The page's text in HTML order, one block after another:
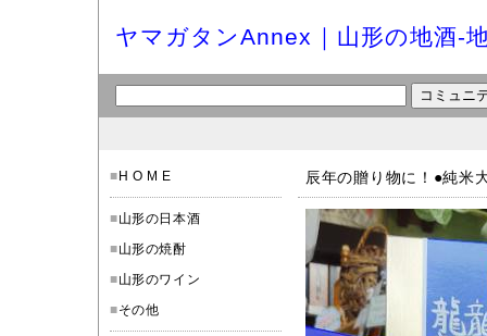
ヤマガタンAnnex｜山形の地酒-
■ H O M E
■山形の日本酒
■山形の焼酎
■山形のワイン
■その他
辰年の贈り物に！●純